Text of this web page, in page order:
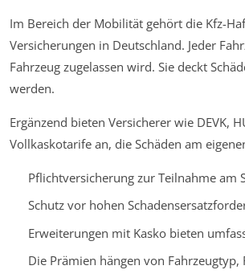
Im Bereich der Mobilität gehört die Kfz-
Versicherungen in Deutschland. Jeder
Fahrzeug zugelassen wird. Sie deckt
werden.
Ergänzend bieten Versicherer wie DEVK,
Vollkaskotarife an, die Schäden am
Pflichtversicherung zur Teilnahme am
Schutz vor hohen
Erweiterungen mit Kasko bieten
Die Prämien hängen von